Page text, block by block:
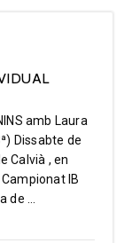
amb Laura
Dissabte de
Calvià , en
IB
de ...